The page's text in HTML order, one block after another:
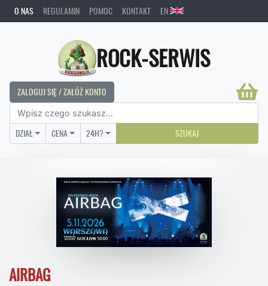
O NAS REGULAMIN POMOC KONTAKT EN
ROCK-SERWIS
ZALOGUJ SIĘ / ZAŁÓŻ KONTO
DZIAŁ CENA 24H? SZUKAJ
AIRBAG